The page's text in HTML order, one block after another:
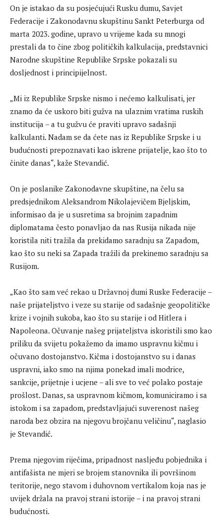
On je istakao da su posjećujući Rusku dumu, Savjet
Federacije i Zakonodavnu skupštinu Sankt Peterburga od
marta 2023. godine, upravo u vrijeme kada su mnogi
prestali da to čine zbog političkih kalkulacija, predstavnici
Narodne skupštine Republike Srpske pokazali su
dosljednost i principijelnost.
„Mi iz Republike Srpske nismo i nećemo kalkulisati, jer
znamo da će uskoro biti gužva na ulaznim vratima ruskih
institucija – a tu gužvu će praviti upravo sadašnji
kalkulanti. Nadam se da ćete nas iz Republike Srpske i u
budućnosti prepoznavati kao iskrene prijatelje, kao što to
činite danas“, kaže Stevandić.
On je poslanike Zakonodavne skupštine, na čelu sa
predsjednikom Aleksandrom Nikolajevičem Bjeljskim,
informisao da je u susretima sa brojnim zapadnim
diplomatama često ponavljao da nas Rusija nikada nije
koristila niti tražila da prekidamo saradnju sa Zapadom,
kao što su neki sa Zapada tražili da prekinemo saradnju sa
Rusijom.
„Kao što sam već rekao u Državnoj dumi Ruske Federacije –
naše prijateljstvo i veze su starije od sadašnje geopolitičke
krize i vojnih sukoba, kao što su starije i od Hitlera i
Napoleona. Očuvanje našeg prijateljstva iskoristili smo kao
priliku da svijetu pokažemo da imamo uspravnu kičmu i
očuvano dostojanstvo. Kičma i dostojanstvo su i danas
uspravni, iako smo na njima ponekad imali modrice,
sankcije, prijetnje i ucjene – ali sve to već polako postaje
prošlost. Danas, sa uspravnom kičmom, komuniciramo i sa
istokom i sa zapadom, predstavljajući suverenost našeg
naroda bez obzira na njegovu brojčanu veličinu“, naglasio
je Stevandić.
Prema njegovim riječima, pripadnost nasljeđu pobjednika i
antifašista ne mjeri se brojem stanovnika ili površinom
teritorije, nego stavom i duhovnom vertikalom koja nas je
uvijek držala na pravoj strani istorije – i na pravoj strani
budućnosti.